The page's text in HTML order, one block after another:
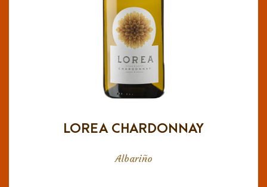
LOREA CHARDONNAY
Albariño
claro y brillante, intensidad media, verdoso.
Aromas limpio, intensidad media, aromas de
limón, piña, notas suaves de miel. En boca es
seco y fresco, voluminoso, frutas blancas,